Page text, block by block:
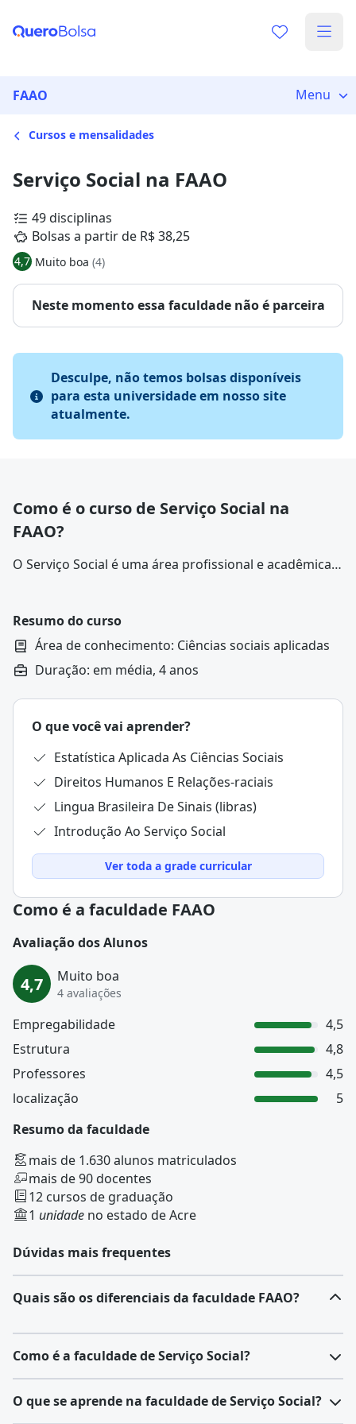
FAAO Menu
Cursos e mensalidades
Serviço Social na FAAO
49 disciplinas
Bolsas a partir de R$ 38,25
4,7 Muito boa (4)
Neste momento essa faculdade não é parceira
Desculpe, não temos bolsas disponíveis
para esta universidade em nosso site
atualmente.
Como é o curso de Serviço Social na
FAAO?
O Serviço Social é uma área profissional e acadêmica
comunidades, especialmente aquelas em situação de
vulnerabilidade social.
Resumo do curso
Área de conhecimento: Ciências sociais aplicadas
Duração: em média, 4 anos
O que você vai aprender?
Estatística Aplicada As Ciências Sociais
Direitos Humanos E Relações-raciais
Lingua Brasileira De Sinais (libras)
Introdução Ao Serviço Social
Ver toda a grade curricular
Como é a faculdade FAAO
Avaliação dos Alunos
4,7 Muito boa
4 avaliações
Empregabilidade
4,5
Estrutura
4,8
Professores
4,5
localização
5
Resumo da faculdade
mais de 1.630 alunos matriculados
mais de 90 docentes
12 cursos de graduação
1 unidade no estado de Acre
Dúvidas mais frequentes
Quais são os diferenciais da faculdade FAAO?
Como é a faculdade de Serviço Social?
O curso de Serviço Socialforma profissionais
O que se aprende na faculdade de Serviço Social?